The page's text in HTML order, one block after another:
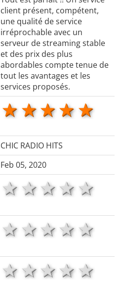
client présent, compétent,
une qualité de service
irréprochable avec un
serveur de streaming stable
et des prix des plus
abordables compte tenue de
tout les avantages et les
services proposés.
4
3 stars
2 stars
1 star
CHIC RADIO HITS
Feb 05, 2020
4
3 stars
2 stars
1 star
4
3 stars
2 stars
1 star
4
3 stars
2 stars
1 star